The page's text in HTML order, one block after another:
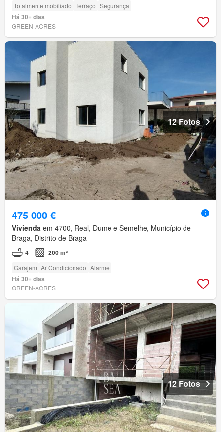
Totalmente mobiliado Terraço Segurança
Há 30+ dias
GREEN-ACRES
12 Fotos
475 000 €
Vivienda em 4700, Real, Dume e Semelhe, Município de
Braga, Distrito de Braga
4 200 m²
Garajem Ar Condicionado Alarme
Há 30+ dias
GREEN-ACRES
12 Fotos